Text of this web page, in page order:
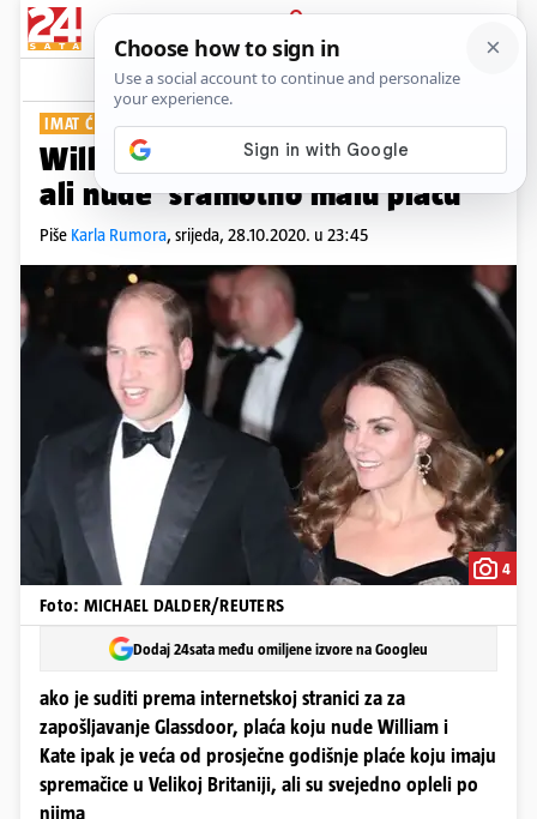
PRIJAVA
Show Komentari
IMAT ĆE RAZLIČITE POSLOVE
William i Kate traže spremačicu,
ali nude 'sramotno malu plaću'
Piše Karla Rumora, srijeda, 28.10.2020. u 23:45
4
Foto: MICHAEL DALDER/REUTERS
Dodaj 24sata među omiljene izvore na Googleu
ako je suditi prema internetskoj stranici za za
zapošljavanje Glassdoor, plaća koju nude William i
Kate ipak je veća od prosječne godišnje plaće koju imaju
spremačice u Velikoj Britaniji, ali su svejedno opleli po
njima